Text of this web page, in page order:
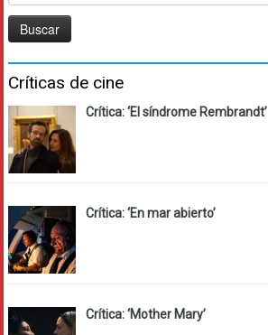
Críticas de cine
Crítica: ‘El síndrome Rembrandt’
Crítica: ‘En mar abierto’
Crítica: ‘Mother Mary’